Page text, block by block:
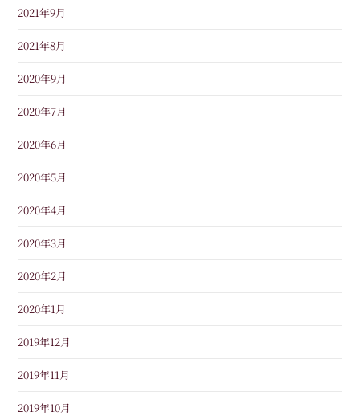
2021年9月
2021年8月
2020年9月
2020年7月
2020年6月
2020年5月
2020年4月
2020年3月
2020年2月
2020年1月
2019年12月
2019年11月
2019年10月